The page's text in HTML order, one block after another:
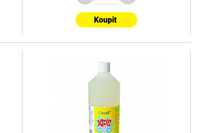
Koupit